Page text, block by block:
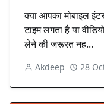
क्या आपका मोबाइल
टाइम लगता है या
लेने की जरूरत नह...
Akdeep 28